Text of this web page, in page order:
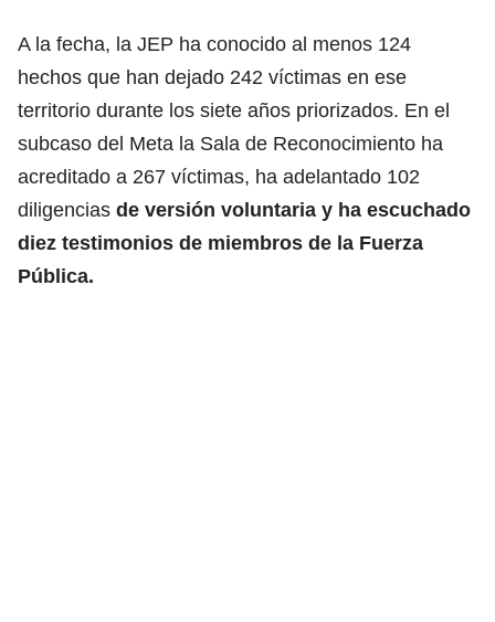
A la fecha, la JEP ha conocido al menos 124
hechos que han dejado 242 víctimas en ese
territorio durante los siete años priorizados. En el
subcaso del Meta la Sala de Reconocimiento ha
acreditado a 267 víctimas, ha adelantado 102
diligencias de versión voluntaria y ha escuchado
diez testimonios de miembros de la Fuerza
Pública.